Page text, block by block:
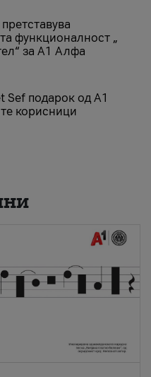
функционалност „
за А1 Алфа
Sеf подарок од А1
корисници